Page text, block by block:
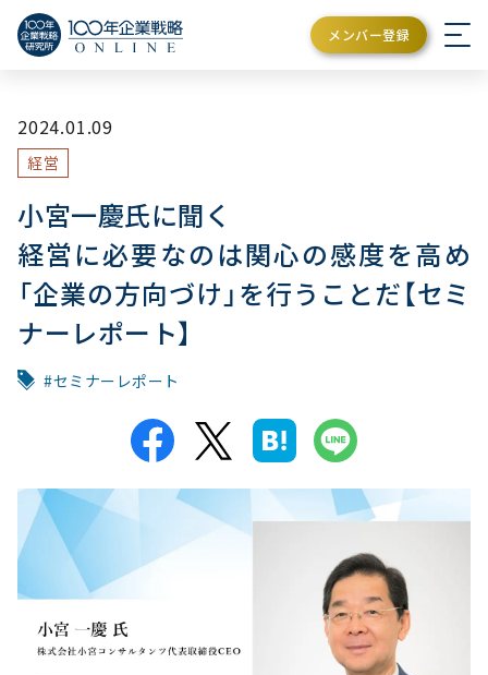
メンバー登録
2024.01.09
経営
小宮一慶氏に聞く
経営に必要なのは関心の感度を高め
「企業の方向づけ」を行うことだ【セミ
ナーレポート】
セミナーレポート